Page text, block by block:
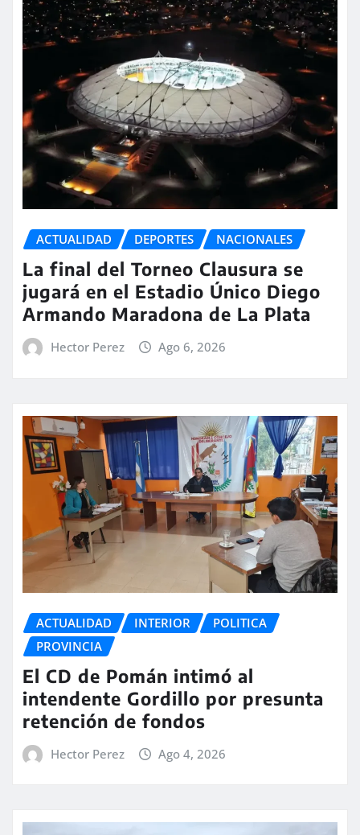
ACTUALIDAD DEPORTES NACIONALES
La final del Torneo Clausura se
jugará en el Estadio Único Diego
Armando Maradona de La Plata
Hector Perez Ago 6, 2026
ACTUALIDAD INTERIOR
POLITICA
PROVINCIA
El CD de Pomán intimó al
intendente Gordillo por presunta
retención de fondos
Hector Perez Ago 4, 2026